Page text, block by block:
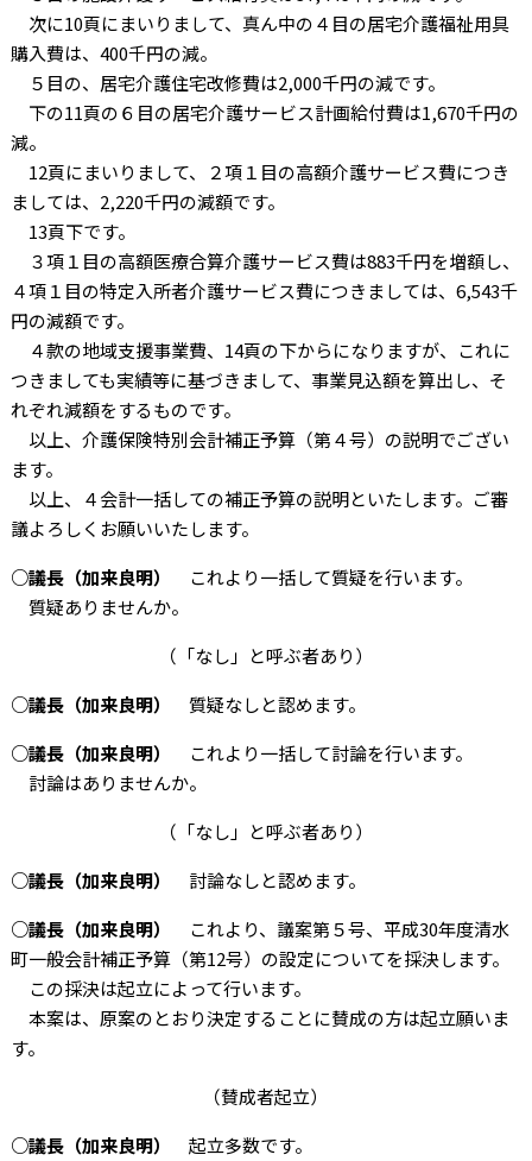
次に10頁にまいりまして、真ん中の４目の居宅介護福祉用具
購入費は、400千円の減。
５目の、居宅介護住宅改修費は2,000千円の減です。
下の11頁の６目の居宅介護サービス計画給付費は1,670千円の
減。
12頁にまいりまして、２項１目の高額介護サービス費につき
ましては、2,220千円の減額です。
13頁下です。
３項１目の高額医療合算介護サービス費は883千円を増額し、
４項１目の特定入所者介護サービス費につきましては、6,543千
円の減額です。
４款の地域支援事業費、14頁の下からになりますが、これに
つきましても実績等に基づきまして、事業見込額を算出し、そ
れぞれ減額をするものです。
以上、介護保険特別会計補正予算（第４号）の説明でござい
ます。
以上、４会計一括しての補正予算の説明といたします。ご審
議よろしくお願いいたします。
○議長（加来良明）
これより一括して質疑を行います。
質疑ありませんか。
（「なし」と呼ぶ者あり）
○議長（加来良明）
質疑なしと認めます。
○議長（加来良明）
これより一括して討論を行います。
討論はありませんか。
（「なし」と呼ぶ者あり）
○議長（加来良明）
討論なしと認めます。
○議長（加来良明）
これより、議案第５号、平成30年度清水
町一般会計補正予算（第12号）の設定についてを採決します。
この採決は起立によって行います。
本案は、原案のとおり決定することに賛成の方は起立願いま
す。
（賛成者起立）
○議長（加来良明）
起立多数です。